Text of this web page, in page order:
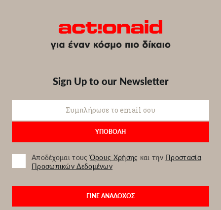
Sign Up to our Newsletter
Αποδέχομαι τουςΌρους Χρήσης και την Προστασία
Προσωπικών Δεδομένων
ΓΙΝΕ ΑΝΑΔΟΧΟΣ